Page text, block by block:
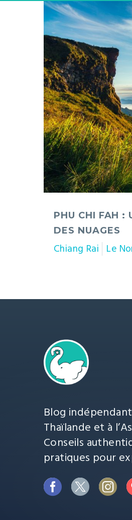
Phu
Chi
Fah
:
un
lever
de
soleil
au-
dessus
des
nuages
PHU CHI FAH :
DES NUAGES
Chiang Rai Le
Blog
Thaïlande et à
Conseils
pratiques pour